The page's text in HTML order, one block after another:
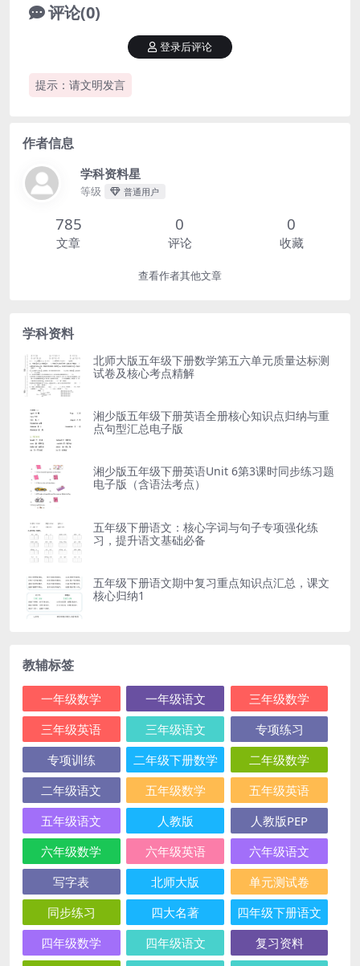
评论(0)
提示：请文明发言
登录后评论
作者信息
学科资料星
等级 普通用户
785
文章
0
评论
0
收藏
查看作者其他文章
学科资料
北师大版五年级下册数学第五六单元质量达标测
试卷及核心考点精解
湘少版五年级下册英语全册核心知识点归纳与重
点句型汇总电子版
湘少版五年级下册英语Unit 6第3课时同步练习题
电子版（含语法考点）
五年级下册语文：核心字词与句子专项强化练
习，提升语文基础必备
五年级下册语文期中复习重点知识点汇总，课文
核心归纳1
教辅标签
一年级数学 一年级语文
三年级数学
三年级英语
三年级语文
专项练习
专项训练
二年级下册数学
二年级数学
二年级语文
五年级数学
五年级英语
五年级语文
人教版
人教版PEP
六年级数学
六年级英语
六年级语文
写字表
北师大版
单元测试卷
同步练习
四大名著
四年级下册语文
四年级数学
四年级语文
复习资料